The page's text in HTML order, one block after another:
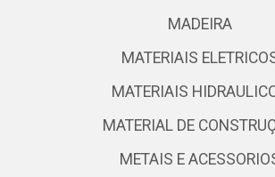
MADEIRA
MATERIAIS
MATERIAIS
MATERIAL DE
METAIS E